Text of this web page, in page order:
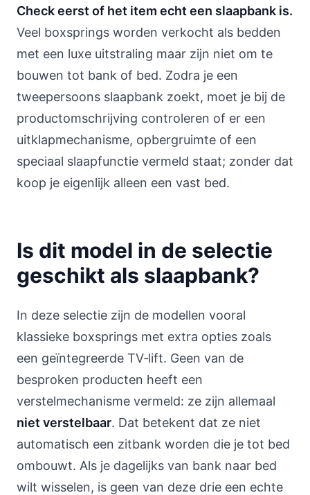
Check eerst of het item echt een slaapbank is.
Veel boxsprings worden verkocht als bedden
met een luxe uitstraling maar zijn niet om te
bouwen tot bank of bed. Zodra je een
tweepersoons slaapbank zoekt, moet je bij de
productomschrijving controleren of er een
uitklapmechanisme, opbergruimte of een
speciaal slaapfunctie vermeld staat; zonder dat
koop je eigenlijk alleen een vast bed.
Is dit model in de selectie
geschikt als slaapbank?
In deze selectie zijn de modellen vooral
klassieke boxsprings met extra opties zoals
een geïntegreerde TV‑lift. Geen van de
besproken producten heeft een
verstelmechanisme vermeld: ze zijn allemaal
niet verstelbaar. Dat betekent dat ze niet
automatisch een zitbank worden die je tot bed
ombouwt. Als je dagelijks van bank naar bed
wilt wisselen, is geen van deze drie een echte